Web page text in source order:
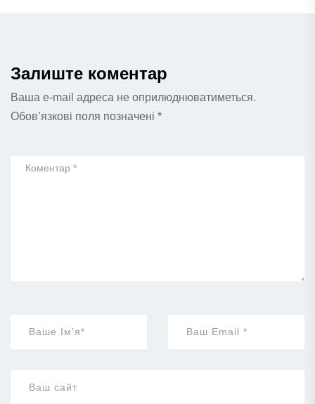
Залиште коментар
Ваша e-mail адреса не оприлюднюватиметься.
Обов’язкові поля позначені *